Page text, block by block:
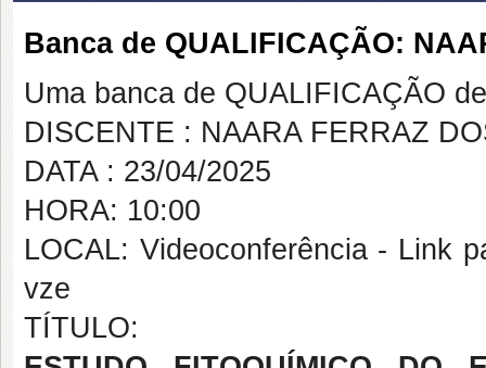
Banca de QUALIFICAÇÃO:
Uma banca de QUALIFICAÇÃO
DISCENTE : NAARA FERRAZ
DATA : 23/04/2025
HORA: 10:00
LOCAL: Videoconferência - Link
vze
TÍTULO: